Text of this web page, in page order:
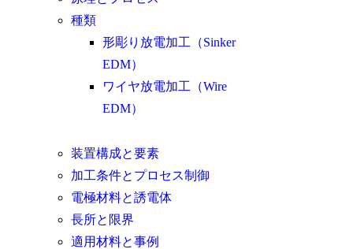
種類
形彫り放電加工（Sinker
EDM）
ワイヤ放電加工（Wire
EDM）
装置構成と要素
加工条件とプロセス制御
電極材料と誘電体
長所と限界
適用材料と事例